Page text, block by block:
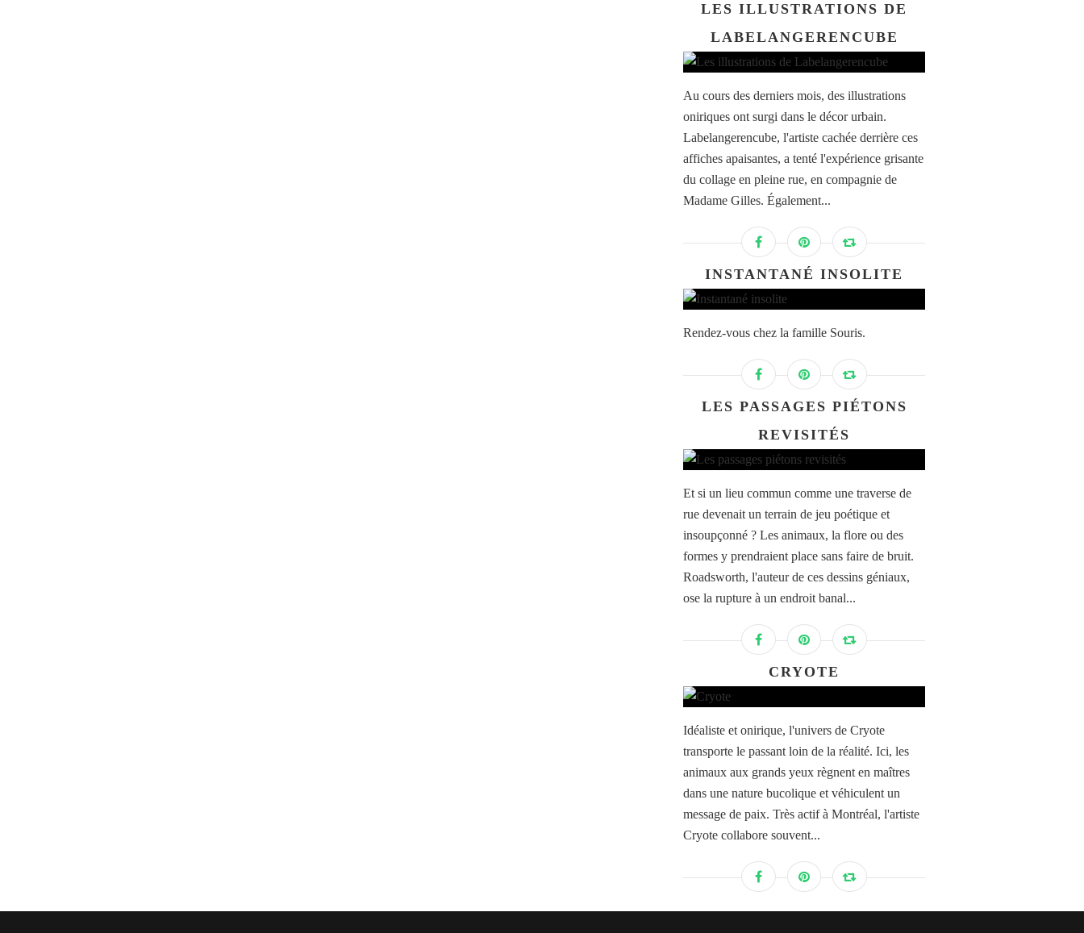
LES ILLUSTRATIONS DE
LABELANGERENCUBE
Au cours des derniers mois, des illustrations
oniriques ont surgi dans le décor urbain.
Labelangerencube, l'artiste cachée derrière ces
affiches apaisantes, a tenté l'expérience grisante
du collage en pleine rue, en compagnie de
Madame Gilles. Également...
INSTANTANÉ INSOLITE
Rendez-vous chez la famille Souris.
LES PASSAGES PIÉTONS
REVISITÉS
Et si un lieu commun comme une traverse de
rue devenait un terrain de jeu poétique et
insoupçonné ? Les animaux, la flore ou des
formes y prendraient place sans faire de bruit.
Roadsworth, l'auteur de ces dessins géniaux,
ose la rupture à un endroit banal...
CRYOTE
Idéaliste et onirique, l'univers de Cryote
transporte le passant loin de la réalité. Ici, les
animaux aux grands yeux règnent en maîtres
dans une nature bucolique et véhiculent un
message de paix. Très actif à Montréal, l'artiste
Cryote collabore souvent...